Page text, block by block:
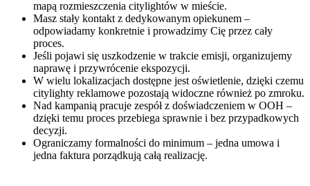
mapą rozmieszczenia citylightów w mieście.
Masz stały kontakt z dedykowanym opiekunem –
odpowiadamy konkretnie i prowadzimy Cię przez cały
proces.
Jeśli pojawi się uszkodzenie w trakcie emisji, organizujemy
naprawę i przywrócenie ekspozycji.
W wielu lokalizacjach dostępne jest oświetlenie, dzięki czemu
citylighty reklamowe pozostają widoczne również po zmroku.
Nad kampanią pracuje zespół z doświadczeniem w OOH –
dzięki temu proces przebiega sprawnie i bez przypadkowych
decyzji.
Ograniczamy formalności do minimum – jedna umowa i
jedna faktura porządkują całą realizację.